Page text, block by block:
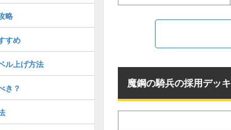
魔鋼の騎兵の採用デッキ
略
すめ
ル上げ方法
き？